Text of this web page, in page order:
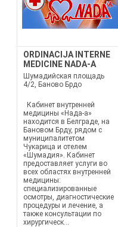
ORDINACIJA INTERNE
MEDICINE NADA-A
Шумадийская площадь
4/2, Баново Брдо
Кабинет внутренней
медицины «Нада-а»
находится в Белграде, на
Бановом Брду, рядом с
муниципалитетом
Чукарица и отелем
«Шумадия». Кабинет
предоставляет услуги во
всех областях внутренней
медицины:
специализированные
осмотры, диагностические
процедуры и лечение, а
также консультации по
хирургическ...